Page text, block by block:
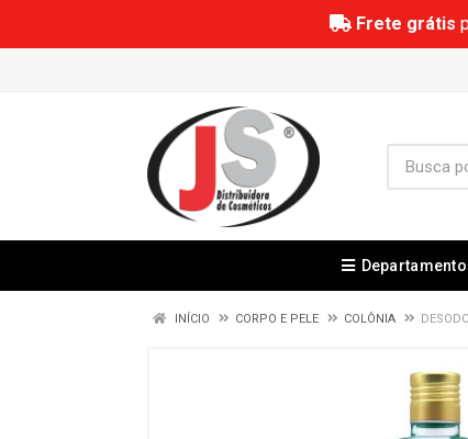
Frete grátis
INÍCIO CORPO E PELE COLÔNIA